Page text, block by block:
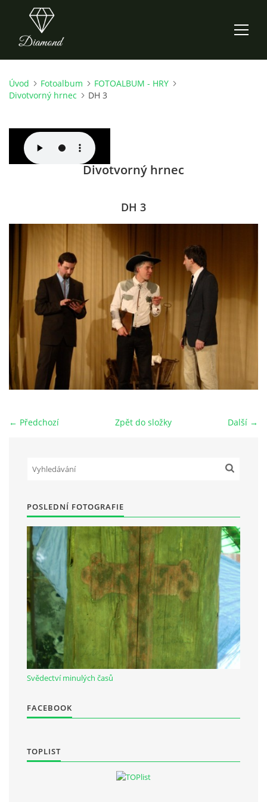
ÚVOD
O NÁS
CO NOVÉHO ZKOUŠÍME
KDY, KDE A CO HRAJEME
HRY OD ROKU 1973
VIDEOZÁZNAMY Z HER
FOTOALBUM
DOKUMENTY OVJK
Občanská vzdělávací jednota "Komenský" v Choceradech z.s.
Chocerady 4
257 24 Chocerady
IČ: 498 28 614
Kontaktní osoba:
Mgr. Miroslava Cinkeisová
Úvod Fotoalbum
FOTOALBUM - HRY
Divotvorný hrnec
DH 3
Divotvorný hrnec
DH 3
← Předchozí Další →
Zpět do složky
POSLEDNÍ FOTOGRAFIE
Svědectví minulých časů
FACEBOOK
TOPLIST